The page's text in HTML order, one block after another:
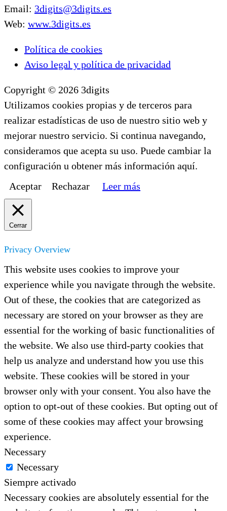
Email: 3digits@3digits.es
Web: www.3digits.es
Política de cookies
Aviso legal y política de privacidad
Copyright © 2026 3digits
Utilizamos cookies propias y de terceros para
realizar estadísticas de uso de nuestro sitio web y
mejorar nuestro servicio. Si continua navegando,
consideramos que acepta su uso. Puede cambiar la
configuración u obtener más información aquí.
Aceptar
Rechazar Leer más
Cerrar
Privacy Overview
This website uses cookies to improve your
experience while you navigate through the website.
Out of these, the cookies that are categorized as
necessary are stored on your browser as they are
essential for the working of basic functionalities of
the website. We also use third-party cookies that
help us analyze and understand how you use this
website. These cookies will be stored in your
browser only with your consent. You also have the
option to opt-out of these cookies. But opting out of
some of these cookies may affect your browsing
experience.
Necessary
Necessary
Siempre activado
Necessary cookies are absolutely essential for the